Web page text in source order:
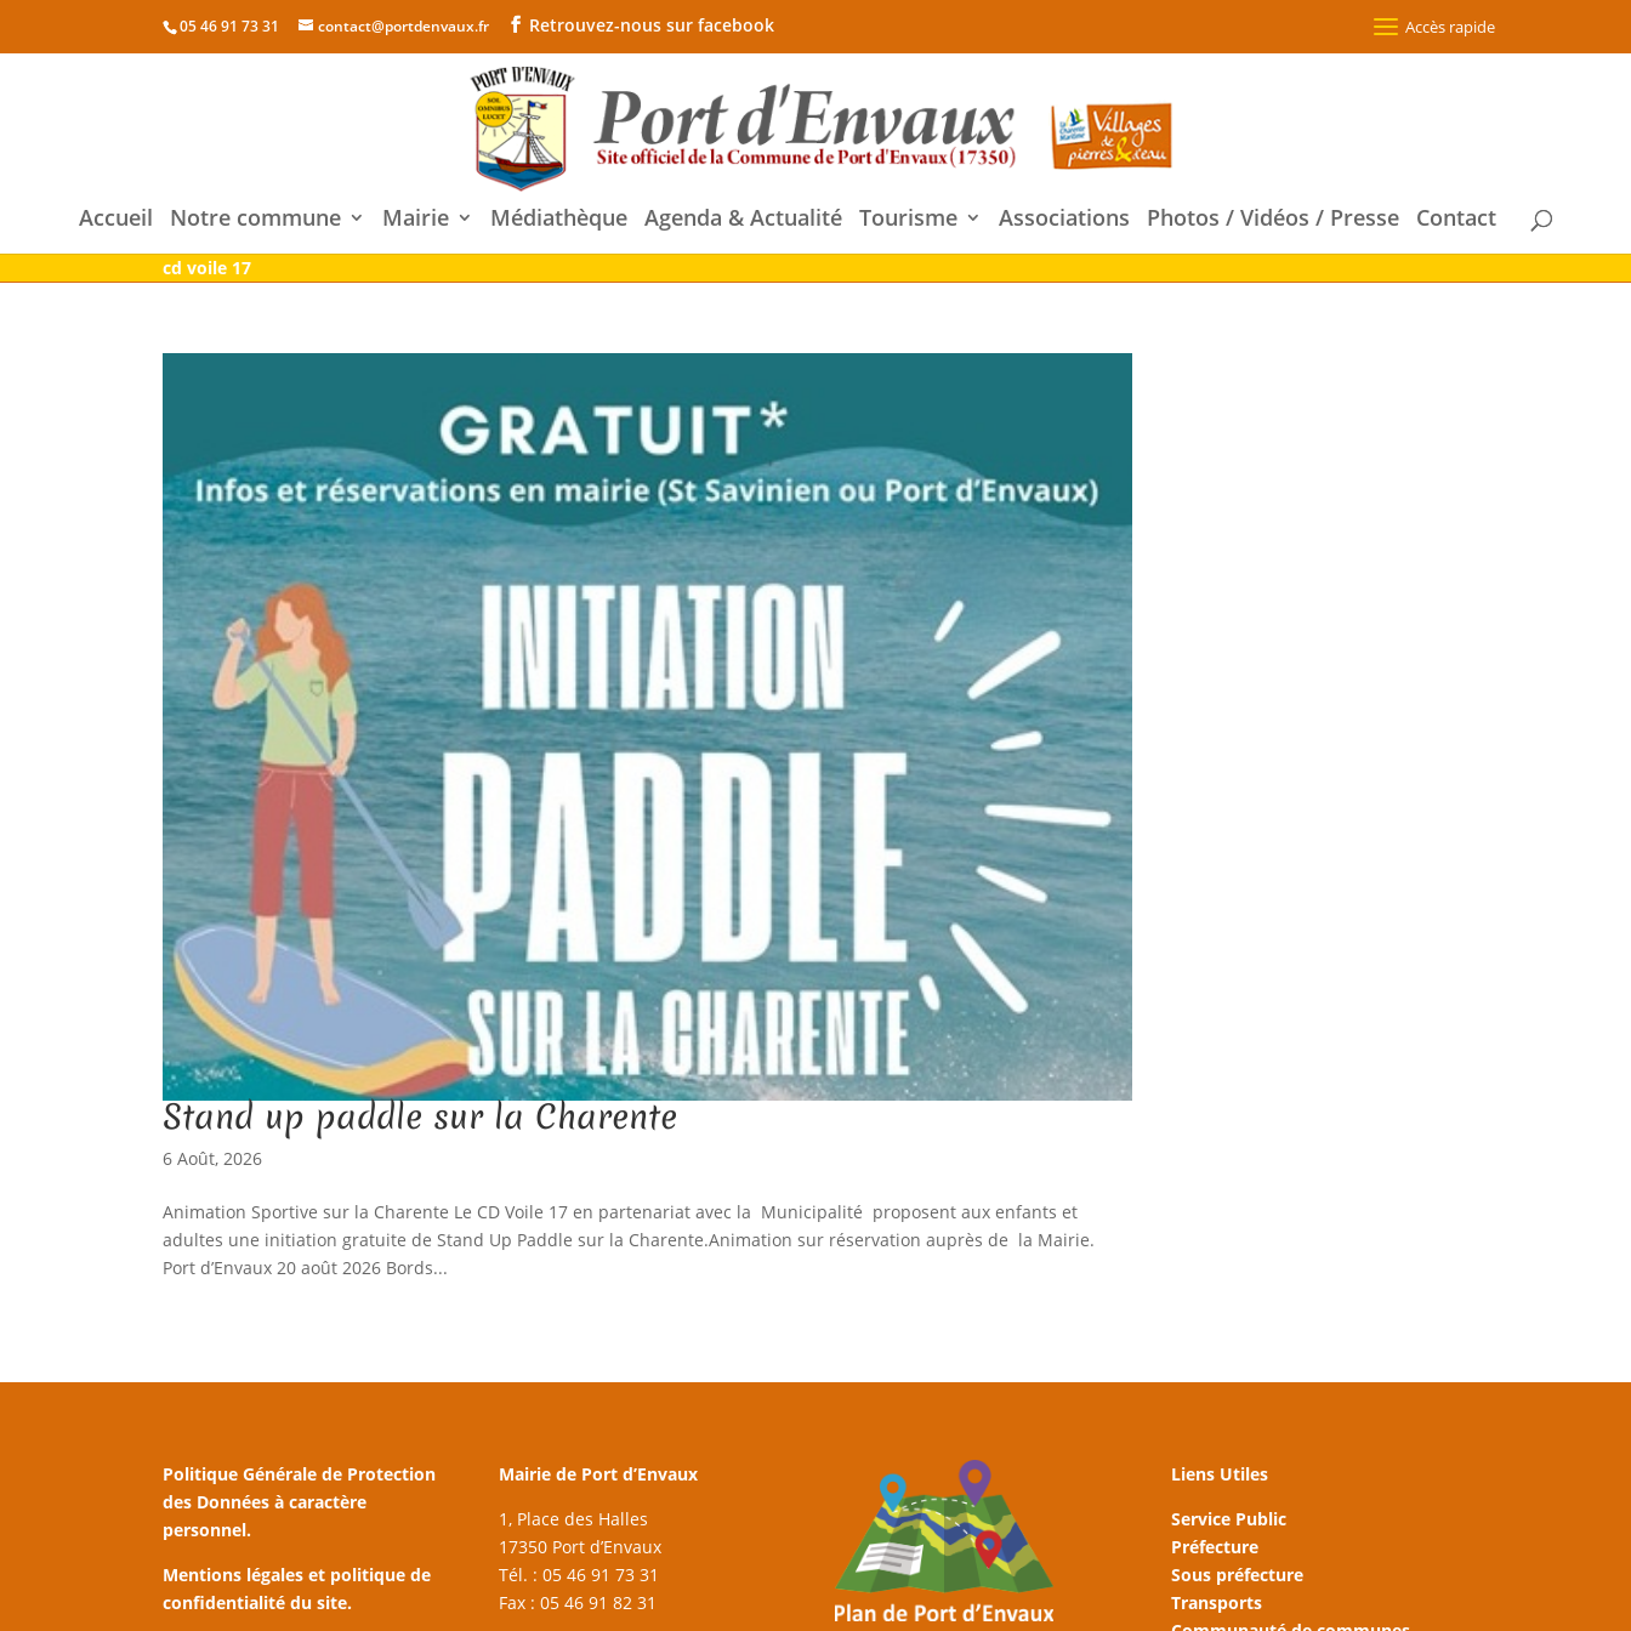
05 46 91 73 31 contact@portdenvaux.fr Retrouvez-nous sur facebook Accès rapide
Accueil Notre commune Mairie Médiathèque Agenda & Actualité Tourisme Associations Photos / Vidéos / Presse Contact
cd voile 17
Stand up paddle sur la Charente
6 Août, 2026
Animation Sportive sur la Charente Le CD Voile 17 en partenariat avec la Municipalité proposent aux enfants et
adultes une initiation gratuite de Stand Up Paddle sur la Charente.Animation sur réservation auprès de la Mairie.
Port d’Envaux 20 août 2026 Bords...
Politique Générale de Protection
des Données à caractère
personnel.
Mentions légales et politique de
confidentialité du site.
Mairie de Port d’Envaux
1, Place des Halles
17350 Port d’Envaux
Tél. : 05 46 91 73 31
Fax : 05 46 91 82 31
Liens Utiles
Service Public
Préfecture
Sous préfecture
Transports